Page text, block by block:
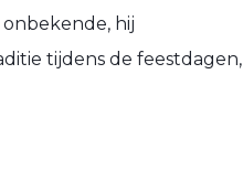
onbekende, hij
tijdens de feestdagen,